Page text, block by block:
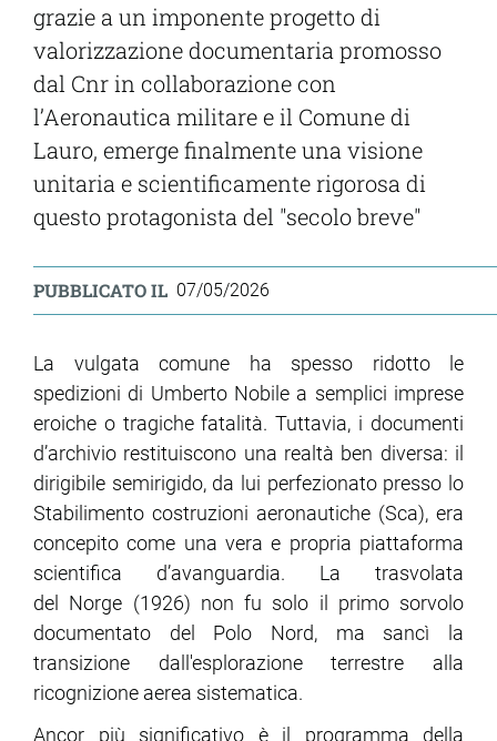
grazie a un imponente progetto di
valorizzazione documentaria promosso
dal Cnr in collaborazione con
l’Aeronautica militare e il Comune di
Lauro, emerge finalmente una visione
unitaria e scientificamente rigorosa di
questo protagonista del "secolo breve"
PUBBLICATO IL 07/05/2026
La vulgata comune ha spesso ridotto le
spedizioni di Umberto Nobile a semplici imprese
eroiche o tragiche fatalità. Tuttavia, i documenti
d’archivio restituiscono una realtà ben diversa: il
dirigibile semirigido, da lui perfezionato presso lo
Stabilimento costruzioni aeronautiche (Sca), era
concepito come una vera e propria piattaforma
scientifica d’avanguardia. La trasvolata
del Norge (1926) non fu solo il primo sorvolo
documentato del Polo Nord, ma sancì la
transizione dall'esplorazione terrestre alla
ricognizione aerea sistematica.
Ancor più significativo è il programma della